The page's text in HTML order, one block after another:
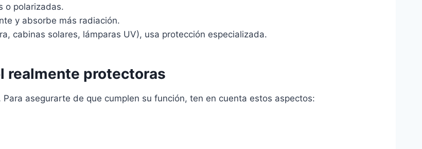
o polarizadas.
y absorbe más radiación.
cabinas solares, lámparas UV), usa protección especializada.
realmente protectoras
asegurarte de que cumplen su función, ten en cuenta estos aspectos: